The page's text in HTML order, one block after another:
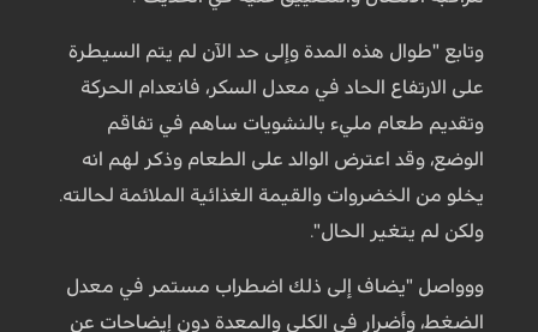
وتابع "طوال هذه المدة وإلى حد الآن لم يتم السيطرة
على الارتفاع الحاد في معدل السكر، فانعدام الحركة
وتقديم طعام مليء بالنشويات ساهم في تفاقم
الوضع، وقد اعترض الوالد على الطعام وذكر لهم انه
يخلو من الخضروات والقيمة الغذائية الملائمة لحالته.
ولكن لم يتغير الحال".
ووواصل "يضاف إلى ذلك اضطراب مستمر في معدل
الضغط، وأضرار في الكلى والمعدة دون إيضاحات عن